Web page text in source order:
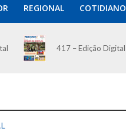
REGIONAL COTIDIANO
417 – Edição Digital